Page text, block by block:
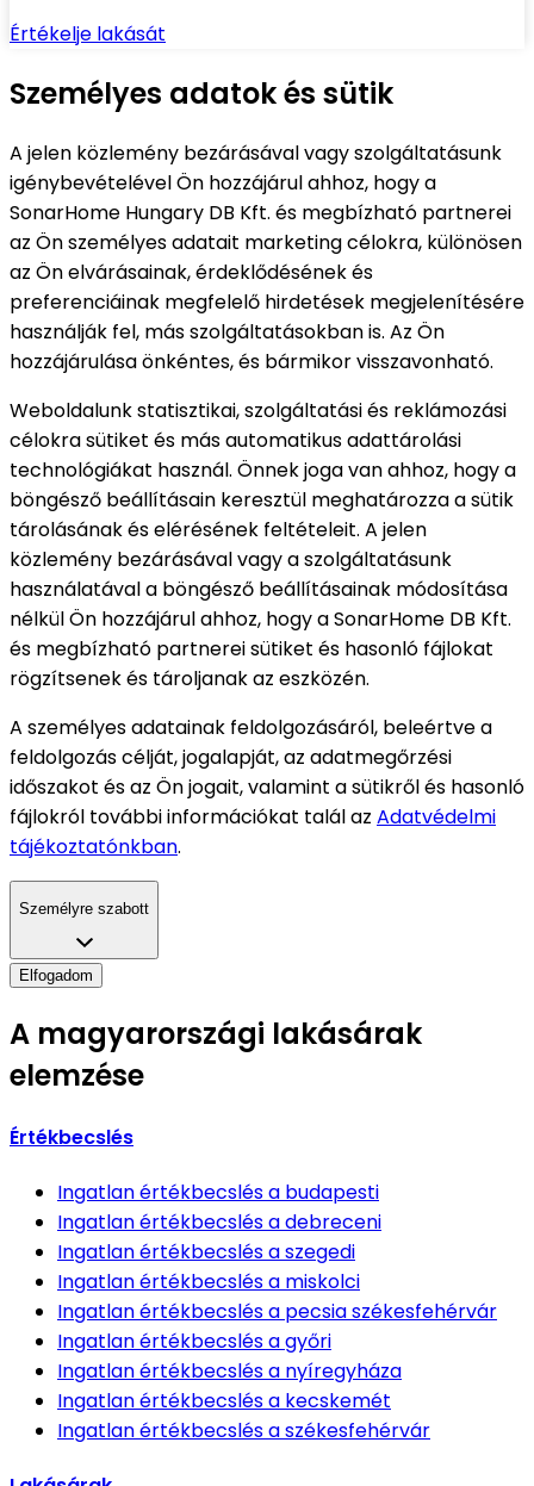
Értékelje lakását
Személyes adatok és sütik
A jelen közlemény bezárásával vagy szolgáltatásunk
igénybevételével Ön hozzájárul ahhoz, hogy a
SonarHome Hungary DB Kft. és megbízható partnerei
az Ön személyes adatait marketing célokra, különösen
az Ön elvárásainak, érdeklődésének és
preferenciáinak megfelelő hirdetések megjelenítésére
használják fel, más szolgáltatásokban is. Az Ön
hozzájárulása önkéntes, és bármikor visszavonható.
Weboldalunk statisztikai, szolgáltatási és reklámozási
célokra sütiket és más automatikus adattárolási
technológiákat használ. Önnek joga van ahhoz, hogy a
böngésző beállításain keresztül meghatározza a sütik
tárolásának és elérésének feltételeit. A jelen
közlemény bezárásával vagy a szolgáltatásunk
használatával a böngésző beállításainak módosítása
nélkül Ön hozzájárul ahhoz, hogy a SonarHome DB Kft.
és megbízható partnerei sütiket és hasonló fájlokat
rögzítsenek és tároljanak az eszközén.
A személyes adatainak feldolgozásáról, beleértve a
feldolgozás célját, jogalapját, az adatmegőrzési
időszakot és az Ön jogait, valamint a sütikről és hasonló
fájlokról további információkat talál az Adatvédelmi
tájékoztatónkban.
Személyre szabott
Elfogadom
A magyarországi lakásárak
elemzése
Értékbecslés
Ingatlan értékbecslésa budapesti
Ingatlan értékbecslésa debreceni
Ingatlan értékbecslésa szegedi
Ingatlan értékbecslésa miskolci
Ingatlan értékbecslésa pecsia székesfehérvár
Ingatlan értékbecslésa győri
Ingatlan értékbecslésa nyíregyháza
Ingatlan értékbecslésa kecskemét
Ingatlan értékbecslésa székesfehérvár